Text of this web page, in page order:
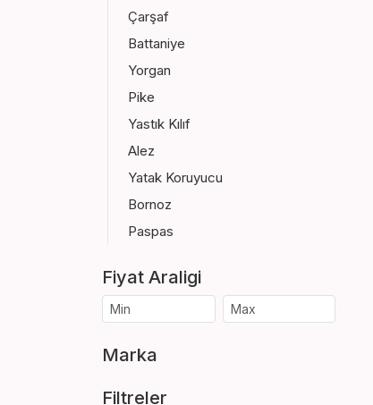
Çarşaf
Battaniye
Yorgan
Pike
Yastık Kılıf
Alez
Yatak Koruyucu
Bornoz
Paspas
Fiyat Araligi
Marka
Filtreler